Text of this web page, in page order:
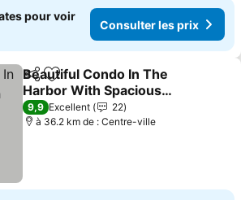
pour voir
Consulter les prix
PartagerAjouter à mes favoris
Beautiful Condo In The
Harbor With Spacious
Deck
9,9 Excellent
22
à 36.2 km de : Centre-ville